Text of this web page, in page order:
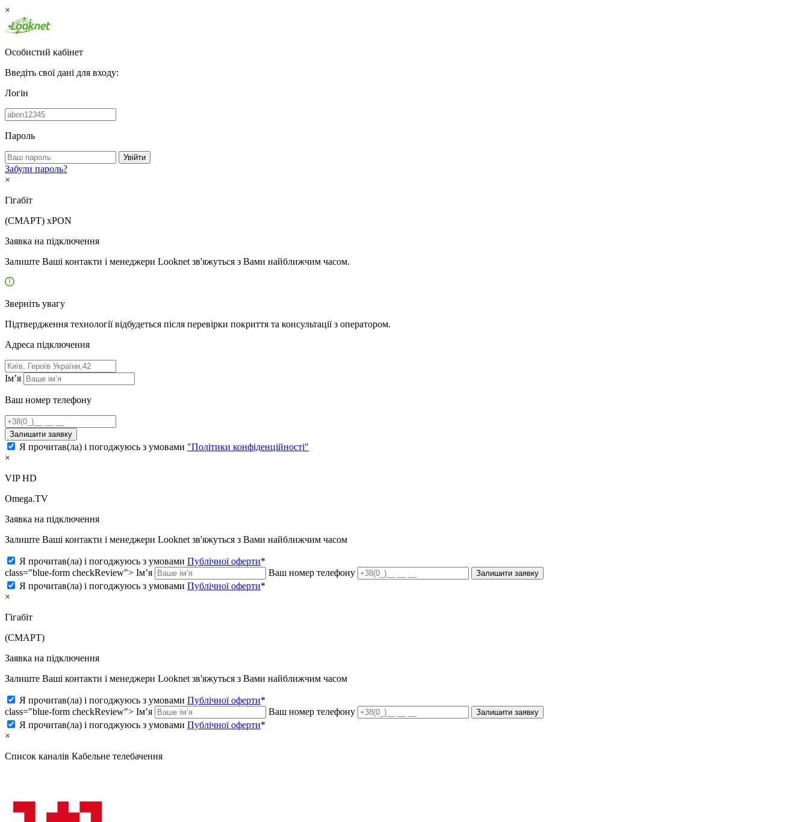
×
Особистий кабінет
Введіть свої дані для входу:
Логін
Пароль
Увійти
Забули пароль?
×
Гігабіт
(СМАРТ) xPON
Заявка на підключення
Залиште Ваші контакти і менеджери Looknet зв'яжуться з Вами найближчим часом.
Зверніть увагу
Підтвердження технології відбудеться після перевірки покриття та консультації з оператором.
Адресa підключення
Ім’я
Ваш номер телефону
Залишити заявку
Я прочитав(ла) і погоджуюсь з умовами "Політики конфіденційності"
×
VIP HD
Omega.TV
Заявка на підключення
Залиште Ваші контакти і менеджери Looknet зв'яжуться з Вами найближчим часом
Я прочитав(ла) і погоджуюсь з умовами Публічної оферти*
class="blue-form checkReview"> Ім’я Ваш номер телефону Залишити заявку
Я прочитав(ла) і погоджуюсь з умовами Публічної оферти*
×
Гігабіт
(СМАРТ)
Заявка на підключення
Залиште Ваші контакти і менеджери Looknet зв'яжуться з Вами найближчим часом
Я прочитав(ла) і погоджуюсь з умовами Публічної оферти*
class="blue-form checkReview"> Ім’я Ваш номер телефону Залишити заявку
Я прочитав(ла) і погоджуюсь з умовами Публічної оферти*
×
Список каналів Кабельне телебачення